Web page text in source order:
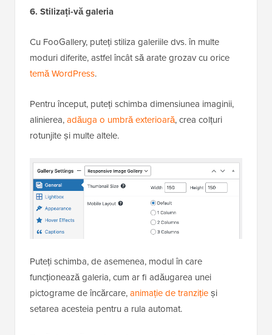
6. Stilizați-vă galeria
Cu FooGallery, puteți stiliza galeriile dvs. în multe
moduri diferite, astfel încât să arate grozav cu orice
temă WordPress.
Pentru început, puteți schimba dimensiunea imaginii,
alinierea,adăuga o umbră exterioară, crea colțuri
rotunjite și multe altele.
Puteți schimba, de asemenea, modul în care
funcționează galeria, cum ar fi adăugarea unei
pictograme de încărcare,animație de tranzițieși
setarea acesteia pentru a rula automat.